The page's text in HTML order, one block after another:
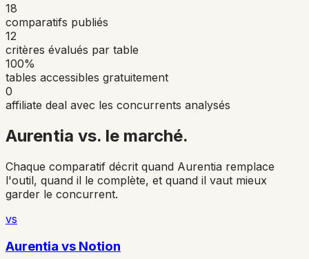
18
comparatifs publiés
12
critères évalués par table
100%
tables accessibles gratuitement
0
affiliate deal avec les concurrents analysés
Aurentia vs. le marché.
Chaque comparatif décrit quand Aurentia remplace
l'outil, quand il le complète, et quand il vaut mieux
garder le concurrent.
vs
Aurentia vs Notion